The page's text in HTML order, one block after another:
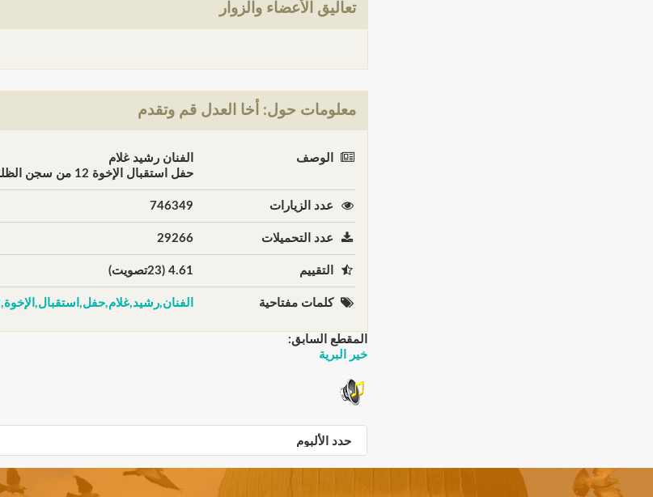
تعاليق الأعضاء والزوار
معلومات حول: أخا العدل قم وتقدم
الوصف
الفنان رشيد غلام
حفل استقبال الإخوة 12 من سجن الظلم
عدد الزيارات 746349
عدد التحميلات 29266
التقييم 4.61 (23تصويت)
كلمات مفتاحية الفنان,رشيد,غلام,حفل,استقبال,الإخوة,12,من,سجن,الظلم
المقطع السابق:
خير البرية